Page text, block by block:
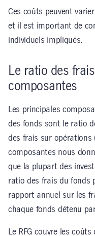
Ces coûts peuvent
et il est important de
individuels impliqués.
Le ratio des
composantes
Les principales
des fonds sont le ratio
des frais sur opérations
composantes nous
que la plupart des
ratio des frais du fonds
rapport annuel sur les
chaque fonds détenu
Le RFG couvre les